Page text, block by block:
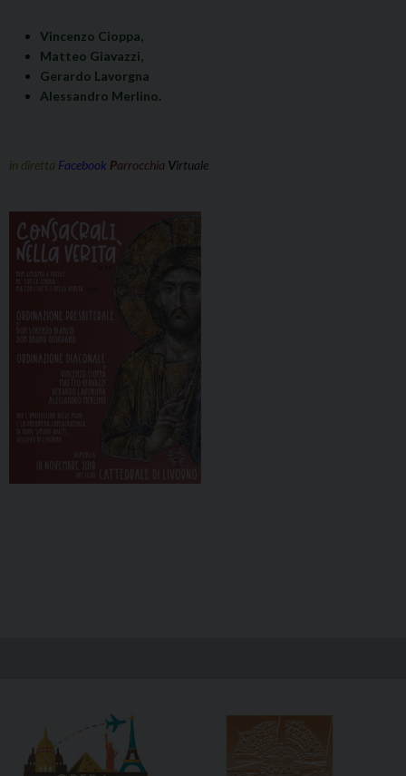
Vincenzo Cioppa,
Matteo Giavazzi,
Gerardo Lavorgna
Alessandro Merlino.
in diretta Facebook Parrocchia Virtuale